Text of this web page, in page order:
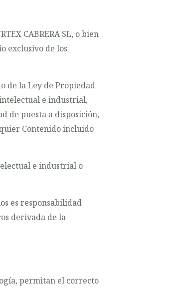
CABRERA SL, o bien
exclusivo de los
de la Ley de Propiedad
e industrial,
de puesta a disposición,
Contenido incluido
e industrial o
es responsabilidad
derivada de la
permitan el correcto